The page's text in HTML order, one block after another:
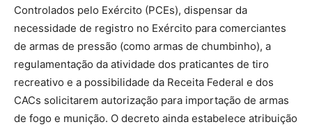
Controlados pelo Exército (PCEs), dispensar da
necessidade de registro no Exército para comerciantes
de armas de pressão (como armas de chumbinho), a
regulamentação da atividade dos praticantes de tiro
recreativo e a possibilidade da Receita Federal e dos
CACs solicitarem autorização para importação de armas
de fogo e munição. O decreto ainda estabelece atribuição